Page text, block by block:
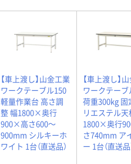
【車上渡し】山金工業
ワークテーブル150
軽量作業台 高さ調
整 幅1800×奥行
900×高さ600～
900mm シルキーホ
ワイト 1台（直送品）
【車上渡し】
ワークテーブ
荷重300kg 固
リエステル天
1800×奥行
さ740mm ア
ー 1台（直送品